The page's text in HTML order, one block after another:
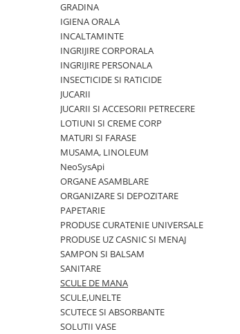
GRADINA
IGIENA ORALA
INCALTAMINTE
INGRIJIRE CORPORALA
INGRIJIRE PERSONALA
INSECTICIDE SI RATICIDE
JUCARII
JUCARII SI ACCESORII PETRECERE
LOTIUNI SI CREME CORP
MATURI SI FARASE
MUSAMA, LINOLEUM
NeoSysApi
ORGANE ASAMBLARE
ORGANIZARE SI DEPOZITARE
PAPETARIE
PRODUSE CURATENIE UNIVERSALE
PRODUSE UZ CASNIC SI MENAJ
SAMPON SI BALSAM
SANITARE
SCULE DE MANA
SCULE,UNELTE
SCUTECE SI ABSORBANTE
SOLUTII VASE